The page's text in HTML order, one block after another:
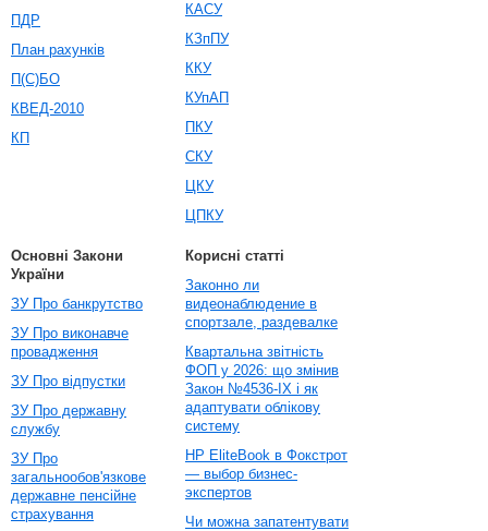
ПДР
План рахунків
П(С)БО
КВЕД-2010
КП
КАСУ
КЗпПУ
ККУ
КУпАП
ПКУ
СКУ
ЦКУ
ЦПКУ
Основні Закони
України
ЗУ Про банкрутство
ЗУ Про виконавче
провадження
ЗУ Про відпустки
ЗУ Про державну
службу
ЗУ Про
загальнообов'язкове
державне пенсійне
страхування
Корисні статті
Законно ли
видеонаблюдение в
спортзале, раздевалке
Квартальна звітність
ФОП у 2026: що змінив
Закон №4536-IX і як
адаптувати облікову
систему
HP EliteBook в Фокстрот
— выбор бизнес-
экспертов
Чи можна запатентувати